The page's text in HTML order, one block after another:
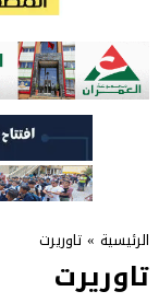
الرئيسية » تاوريرت
تاوريرت